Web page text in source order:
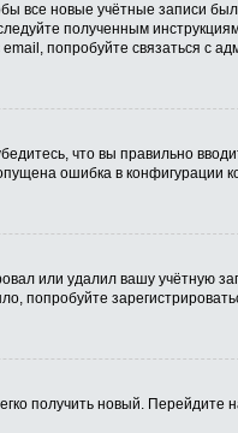
все новые учётные записи
полученным
попробуйте связаться с
что вы правильно
ошибка в конфигурации
или удалил вашу учётную
получить новый.